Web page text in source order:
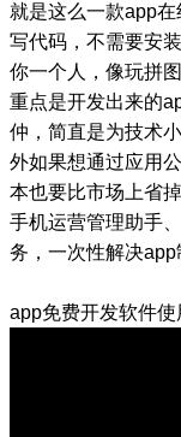
就是这么一款app
写代码，不需要安
你一个人，像玩拼
重点是开发出来的
仲，简直是为技术
外如果想通过应用
本也要比市场上省
手机运营管理助手
务，一次性解决app
app免费开发软件使